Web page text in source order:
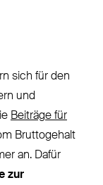
sich für den
und
Beiträge für
Bruttogehalt
an. Dafür
zur